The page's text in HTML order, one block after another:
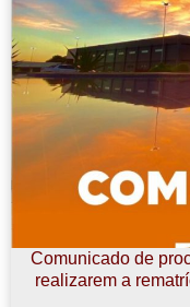
Comunicado de
realizarem a